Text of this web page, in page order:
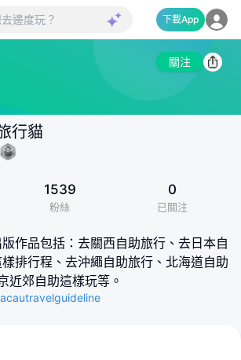
下載App
關注
行貓
1539
粉絲
0
已關注
作品包括：去關西自助旅行、去日本自
排行程、去沖繩自助旅行、北海道自助
近郊自助這樣玩等。